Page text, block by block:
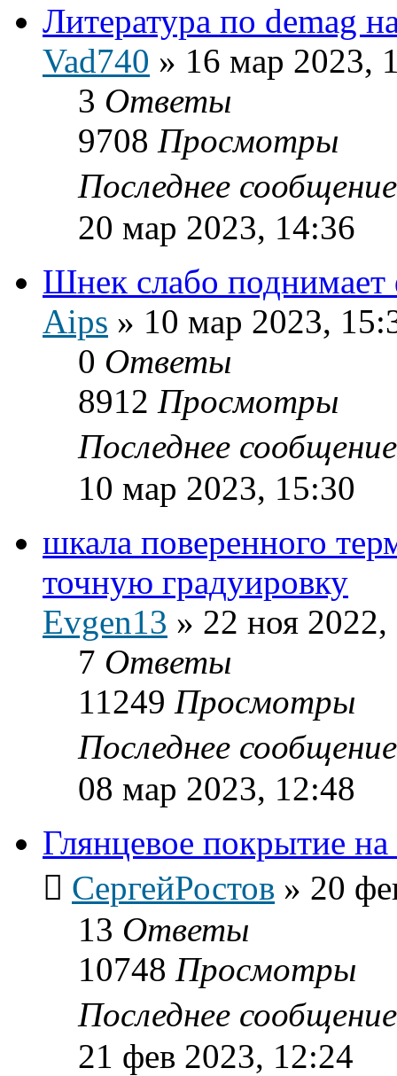
Литература по demag
Vad740 » 16 мар 2023,
3 Ответы
9708 Просмотры
Последнее
20 мар 2023, 14:36
Шнек слабо поднимает
Aips » 10 мар 2023,
0 Ответы
8912 Просмотры
Последнее
10 мар 2023, 15:30
шкала поверенного
точную градуировку
Evgen13 » 22 ноя
7 Ответы
11249 Просмотры
Последнее
08 мар 2023, 12:48
Глянцевое покрытие
СергейРостов » 20
13 Ответы
10748 Просмотры
Последнее
21 фев 2023, 12:24